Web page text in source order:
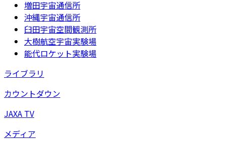
増田宇宙通信所
沖縄宇宙通信所
臼田宇宙空間観測所
大樹航空宇宙実験場
能代ロケット実験場
ライブラリ
カウントダウン
JAXA TV
メディア